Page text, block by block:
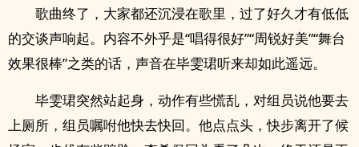
歌曲终了，大家都还沉浸在歌里，过了好久才有低低
的交谈声响起。内容不外乎是“唱得很好”“周锐好美”“舞台
效果很棒”之类的话，声音在毕雯珺听来却如此遥远。
毕雯珺突然站起身，动作有些慌乱，对组员说他要去
上厕所，组员嘱咐他快去快回。他点点头，快步离开了候